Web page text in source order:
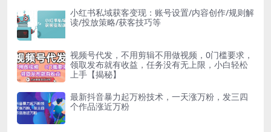
小红书私域获客变现：账号设置/内容创作/规则解
读/投放策略/获客技巧等
视频号代发，不用剪辑不用做视频，0门槛要求，
领取发布就有收益，任务没有无上限，小白轻松
上手【揭秘】
最新抖音暴力起万粉技术，一天涨万粉，发三四
个作品涨近万粉